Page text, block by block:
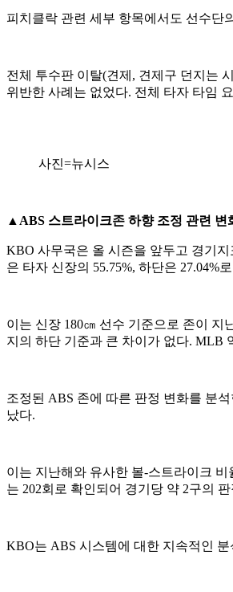
피치클락 관련 세부 항목에서도 선수단
전체 투수판 이탈(견제, 견제구 던지는
위반한 사례는 없었다. 전체 타자 타임
사진=뉴시스
▲ABS 스트라이크존 하향 조정 관련 변
KBO 사무국은 올 시즌을 앞두고 경기
은 타자 신장의 55.75%, 하단은 27.04%
이는 신장 180㎝ 선수 기준으로 존이
지의 하단 기준과 큰 차이가 없다. MLB
조정된 ABS 존에 따른 판정 변화를 분
났다.
이는 지난해와 유사한 볼-스트라이크
는 202회로 확인되어 경기당 약 2구의
KBO는 ABS 시스템에 대한 지속적인